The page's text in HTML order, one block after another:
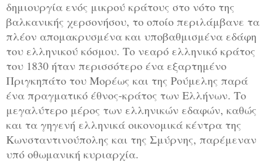
δημιουργία ενός μικρού κράτους στο νότο της
βαλκανικής χερσονήσου, το οποίο περιλάμβανε τα
πλέον απομακρυσμένα και υποβαθμισμένα εδάφη
του ελληνικού κόσμου. Το νεαρό ελληνικό κράτος
του 1830 ήταν περισσότερο ένα εξαρτημένο
Πριγκηπάτο του Μορέως και της Ρούμελης παρά
ένα πραγματικό έθνος-κράτος των Ελλήνων. Το
μεγαλύτερο μέρος των ελληνικών εδαφών, καθώς
και τα γηγενή ελληνικά οικονομικά κέντρα της
Κωνσταντινούπολης και της Σμύρνης, παρέμεναν
υπό οθωμανική κυριαρχία.